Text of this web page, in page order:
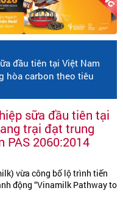
đầu tiên tại Việt Nam
hòa carbon theo tiêu
sữa đầu tiên tại
trại đạt trung
PAS 2060:2014
vừa công bố lộ trình tiến
động “Vinamilk Pathway to